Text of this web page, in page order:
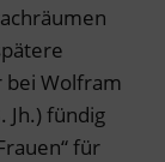
bei Wolfram
Jh.) fündig
für